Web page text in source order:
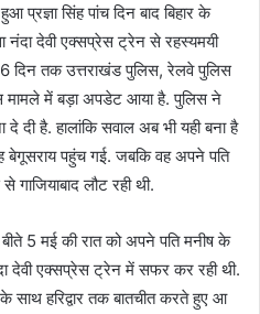
प्रज्ञा सिंह पांच दिन बाद बिहार के
नंदा देवी एक्सप्रेस ट्रेन से रहस्यमयी
6 दिन तक उत्तराखंड पुलिस, रेलवे पुलिस
में बड़ा अपडेट आया है. पुलिस ने
दे दी है. हालांकि सवाल अब भी यही बना है
बेगूसराय पहुंच गई. जबकि वह अपने पति
लौट रही थी.
बीते 5 मई की रात को अपने पति मनीष के
देवी एक्सप्रेस ट्रेन में सफर कर रही थी.
के साथ हरिद्वार तक बातचीत करते हुए आ